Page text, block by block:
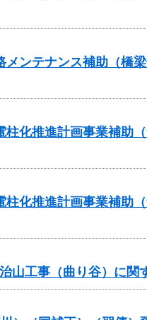
ンテナンス補助（橋
化推進計画事業補助
化推進計画事業補助
工事（曲り谷）に関